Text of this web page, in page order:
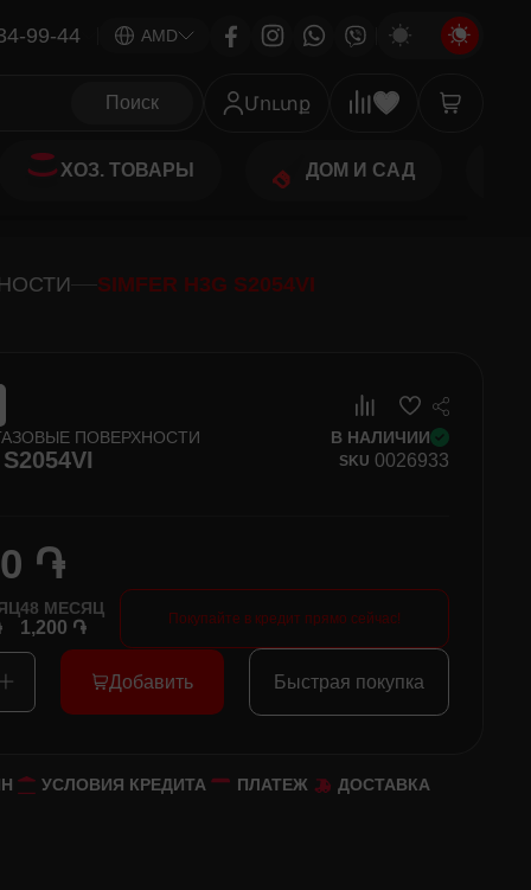
99-44 AMD
Поиск Մուտք
ХОЗ. ТОВАРЫ ДОМ И САД
SIMFER H3G S2054VI
ПОВЕРХНОСТИ В НАЛИЧИИ
SKU 0026933
֏
48 МЕСЯЦ
1,200 ֏ Покупайте в кредит прямо сейчас!
Добавить Быстрая покупка
УСЛОВИЯ КРЕДИТА ПЛАТЕЖ ДОСТАВКА